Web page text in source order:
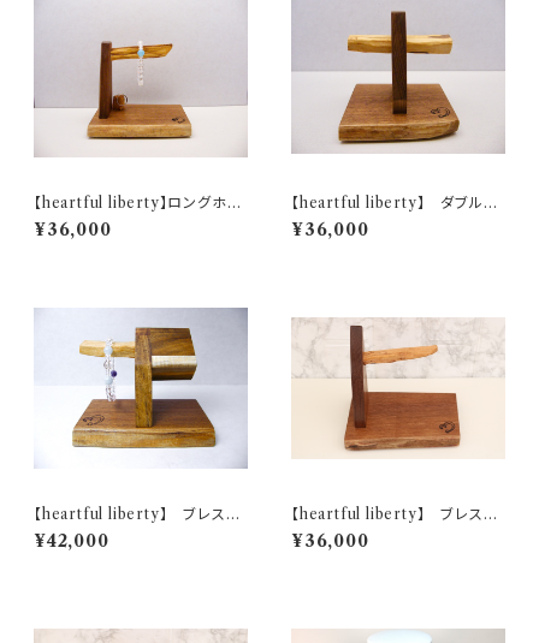
【heartful liberty】ロングホル
ダー（リングホルダー付））
¥36,000
【heartful liberty】 ダブルホ
ルダー
¥36,000
【heartful liberty】 ブレスレ
ット・時計ホルダー （小）
¥42,000
【heartful liberty】 ブレスレ
ットホルダー
¥36,000